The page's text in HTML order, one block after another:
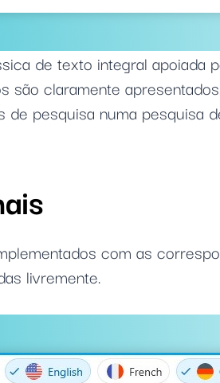
de texto integral apoiada
claramente
pesquisa numa pesquisa
com as
livremente.